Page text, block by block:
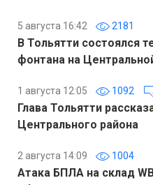
5 августа 16:42 2181
В Тольятти состоялся
фонтана на
1 августа 12:05 1092
Глава Тольятти
Центрального района
2 августа 14:09 1004
Атака БПЛА на склад